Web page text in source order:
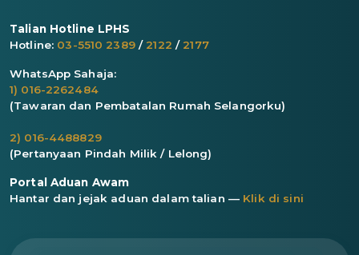
Talian Hotline LPHS
Hotline: 03-5510 2389/ 2122 / 2177
WhatsApp Sahaja:
1) 016-2262484
(Tawaran dan Pembatalan Rumah Selangorku)
2) 016-4488829
(Pertanyaan Pindah Milik / Lelong)
Portal Aduan Awam
Hantar dan jejak aduan dalam talian — Klik di sini